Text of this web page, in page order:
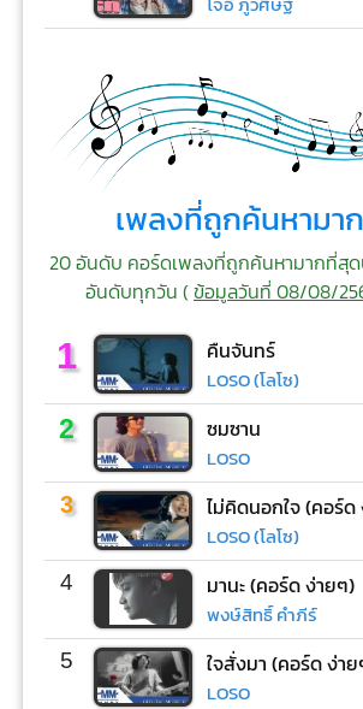
เพลงที่ถูกค้นหามา
20 อันดับ คอร์ดเพลงที่ถูกค้นหามากที่สุด
อันดับทุกวัน (ข้อมูลวันที่ 08/08/
1 คืนจันทร์
LOSO (โลโซ)
2 ซมซาน
LOSO
3 ไม่คิดนอกใจ (คอร์ด
LOSO (โลโซ)
4 มานะ (คอร์ด ง่ายๆ)
พงษ์สิทธิ์ คำภีร์
5 ใจสั่งมา (คอร์ด ง่า
LOSO